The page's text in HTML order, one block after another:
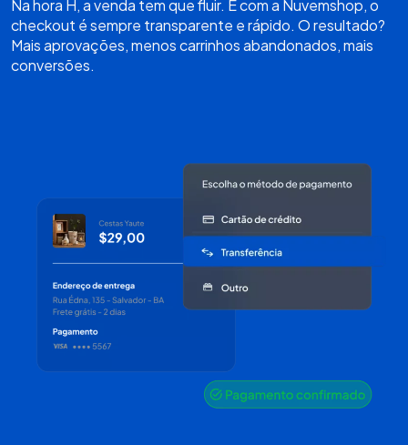
Na hora H, a venda tem que fluir. E com a Nuvemshop, o
checkout é sempre transparente e rápido. O resultado?
Mais aprovações, menos carrinhos abandonados, mais
conversões.